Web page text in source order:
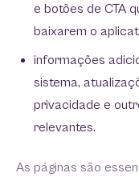
e botões de CTA
baixarem o
informações
sistema,
privacidade e
relevantes.
As páginas são